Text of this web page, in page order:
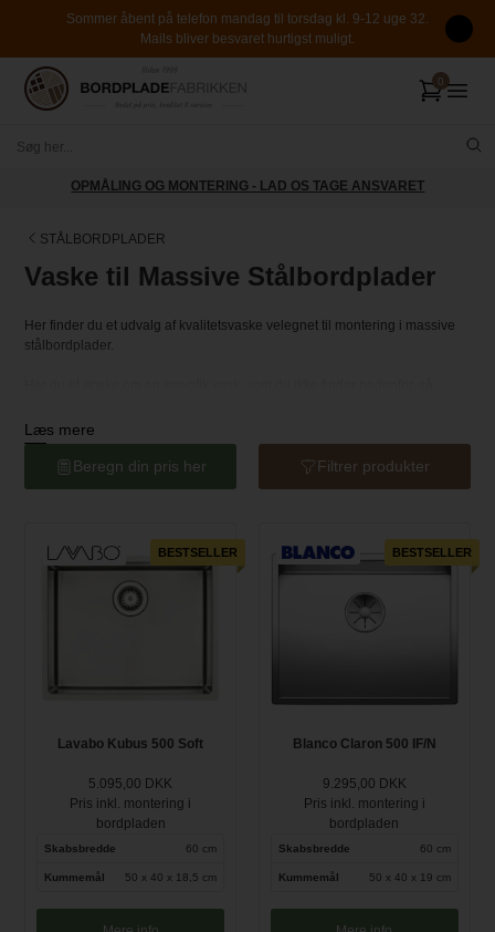
Sommer åbent på telefon mandag til torsdag kl. 9-12 uge 32.
Mails bliver besvaret hurtigst muligt.
OPMÅLING OG MONTERING - LAD OS TAGE ANSVARET
STÅLBORDPLADER
Vaske til Massive Stålbordplader
Her finder du et udvalg af kvalitetsvaske velegnet til montering i massive
stålbordplader.
Alle nedenstående vaskepriser er inkl. isvejsning i stålbordpladen.
Læs mere
Filtrer produkter
Beregn din pris her
Lavabo Kubus 500 Soft
5.095,00 DKK
Pris inkl. montering i
bordpladen
Skabsbredde 60 cm
Kummemål 50 x 40 x 18,5 cm
BESTSELLER
Blanco Claron 500 IF/N
9.295,00 DKK
Pris inkl. montering i
bordpladen
Skabsbredde 60 cm
Kummemål 50 x 40 x 19 cm
BESTSELLER